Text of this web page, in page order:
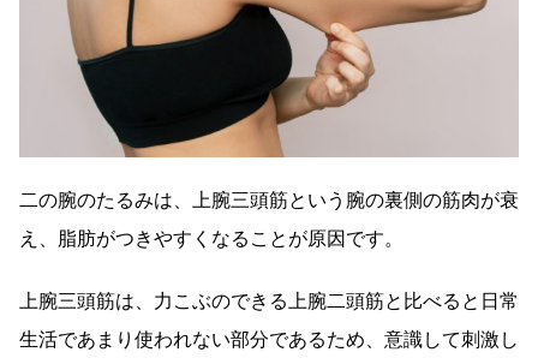
二の腕のたるみは、上腕三頭筋という腕の裏側の筋肉が衰
え、脂肪がつきやすくなることが原因です。
上腕三頭筋は、力こぶのできる上腕二頭筋と比べると日常
生活であまり使われない部分であるため、意識して刺激し